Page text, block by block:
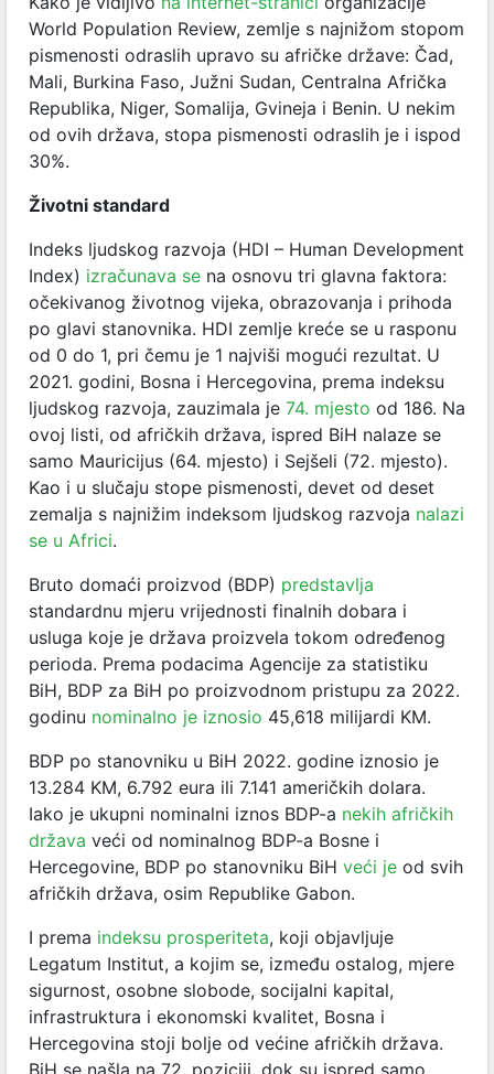
World Population Review, zemlje s najnižom stopom
pismenosti odraslih upravo su afričke države: Čad,
Mali, Burkina Faso, Južni Sudan, Centralna Afrička
Republika, Niger, Somalija, Gvineja i Benin. U nekim
od ovih država, stopa pismenosti odraslih je i ispod
30%.
Životni standard
Indeks ljudskog razvoja (HDI – Human Development
Index) izračunava se na osnovu tri glavna faktora:
očekivanog životnog vijeka, obrazovanja i prihoda
po glavi stanovnika. HDI zemlje kreće se u rasponu
od 0 do 1, pri čemu je 1 najviši mogući rezultat. U
2021. godini, Bosna i Hercegovina, prema indeksu
ljudskog razvoja, zauzimala je 74. mjesto od 186. Na
ovoj listi, od afričkih država, ispred BiH nalaze se
samo Mauricijus (64. mjesto) i Sejšeli (72. mjesto).
Kao i u slučaju stope pismenosti, devet od deset
zemalja s najnižim indeksom ljudskog razvoja nalazi
se u Africi.
Bruto domaći proizvod (BDP) predstavlja
standardnu mjeru vrijednosti finalnih dobara i
usluga koje je država proizvela tokom određenog
perioda. Prema podacima Agencije za statistiku
BiH, BDP za BiH po proizvodnom pristupu za 2022.
godinu nominalno je iznosio 45,618 milijardi KM.
BDP po stanovniku u BiH 2022. godine iznosio je
13.284 KM, 6.792 eura ili 7.141 američkih dolara.
Iako je ukupni nominalni iznos BDP-a nekih afričkih
država veći od nominalnog BDP-a Bosne i
Hercegovine, BDP po stanovniku BiH veći je od svih
afričkih država, osim Republike Gabon.
I prema indeksu prosperiteta, koji objavljuje
Legatum Institut, a kojim se, između ostalog, mjere
sigurnost, osobne slobode, socijalni kapital,
infrastruktura i ekonomski kvalitet, Bosna i
Hercegovina stoji bolje od većine afričkih država.
BiH se našla na 72. poziciji, dok su ispred samo